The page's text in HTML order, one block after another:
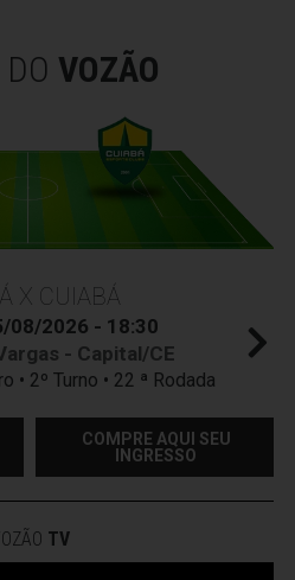
VOZÃO
X CUIABÁ
08/2026 - 18:30
- Capital/CE
• 2º Turno • 22 ª Rodada
COMPRE AQUI SEU
INGRESSO
TV